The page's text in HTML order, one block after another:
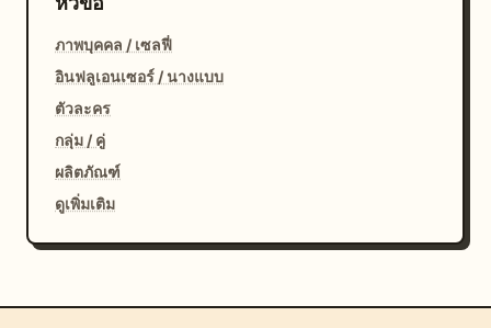
ภาพบุคคล / เซลฟี่
อินฟลูเอนเซอร์ / นางแบบ
ตัวละคร
กลุ่ม / คู่
ผลิตภัณฑ์
ดูเพิ่มเติม